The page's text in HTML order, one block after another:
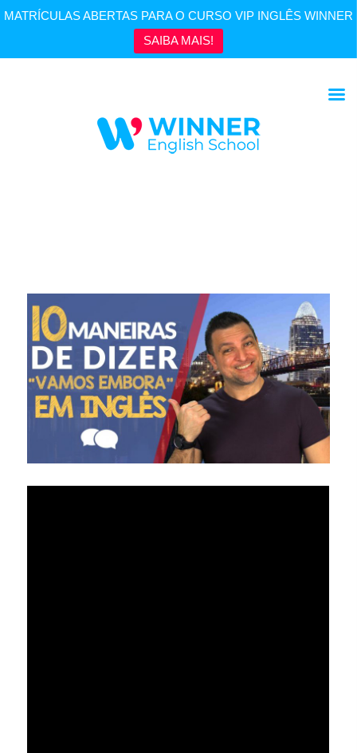
MATRÍCULAS ABERTAS PARA O CURSO VIP INGLÊS WINNER
SAIBA MAIS!